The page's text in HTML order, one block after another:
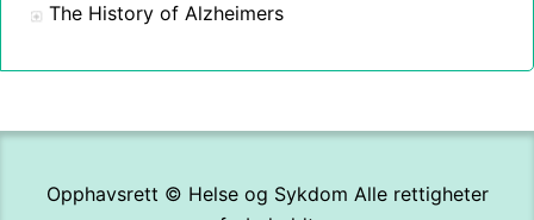
The History of Alzheimers
Opphavsrett © Helse og Sykdom Alle rettigheter